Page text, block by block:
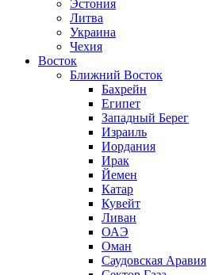
Эстония
Литва
Украина
Чехия
Восток
Ближний Восток
Бахрейн
Египет
Западный Берег
Израиль
Иордания
Ирак
Йемен
Катар
Кувейт
Ливан
ОАЭ
Оман
Саудовская Аравия